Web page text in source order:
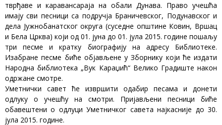
тврђаве и каравансараја на обали Дунава. Право учешћа
имају сви песници са подручја Браничевског, Подунавског и
дела Јужнобанатског округа (суседне општине Ковин, Вршац
и Бела Црква) који од 01. јуна до 01. јула 2015. године пошаљу
три песме и кратку биографију на адресу Библиотеке.
Изабране песме биће објављене у Зборнику који ће издати
Народна библиотека „Вук Караџић“ Велико Градиште након
одржане смотре.
Уметнички савет ће извршити одабир песама и донети
одлуку о учешћу на смотри. Пријављени песници биће
обавештени о одлуци Уметничког савета најкасније до 30.
јула 2015. године.